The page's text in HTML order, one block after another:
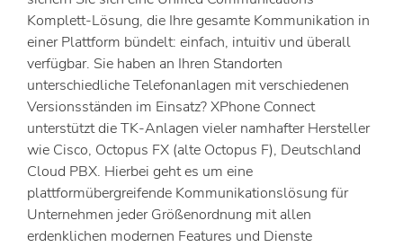
Komplett-Lösung, die Ihre gesamte Kommunikation in
einer Plattform bündelt: einfach, intuitiv und überall
verfügbar. Sie haben an Ihren Standorten
unterschiedliche Telefonanlagen mit verschiedenen
Versionsständen im Einsatz? XPhone Connect
unterstützt die TK-Anlagen vieler namhafter Hersteller
wie Cisco, Octopus FX (alte Octopus F), Deutschland
Cloud PBX. Hierbei geht es um eine
plattformübergreifende Kommunikationslösung für
Unternehmen jeder Größenordnung mit allen
erdenklichen modernen Features und Dienste